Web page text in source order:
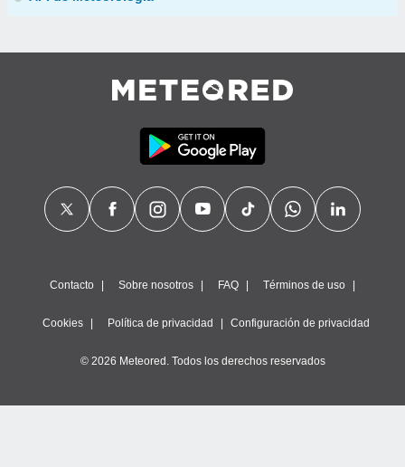
Contacto Sobre nosotros FAQ Términos de uso
Cookies Política de privacidad Configuración de privacidad
© 2026 Meteored. Todos los derechos reservados